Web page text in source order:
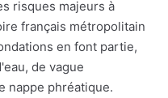
risques majeurs à
français métropolitain
en font partie,
de vague
nappe phréatique.